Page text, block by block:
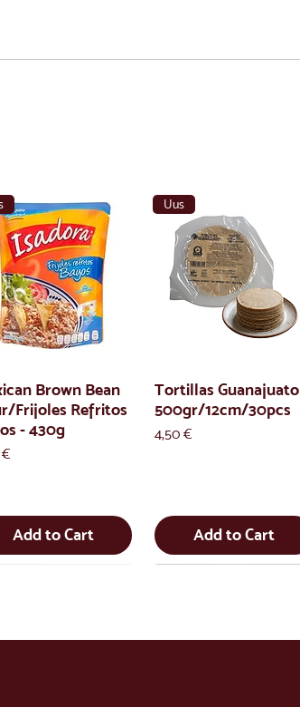
Brown Bean
Frijoles Refritos
- 430g
€
Add to Cart
Uus
Tortillas Guanajuato
500gr/12cm/30pcs
Price
4,50 €
Add to Cart